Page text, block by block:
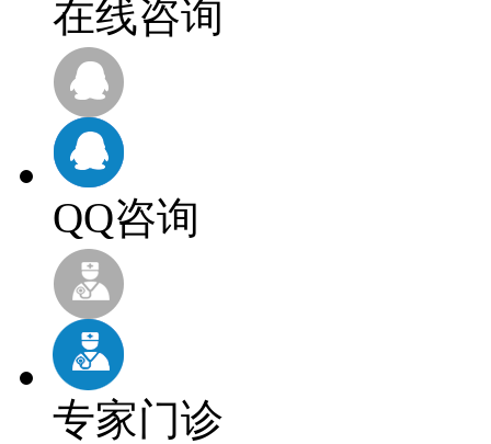
在线咨询
QQ咨询
专家门诊